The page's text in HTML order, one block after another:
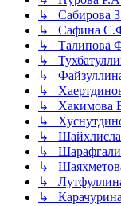
↳ Сабирова
↳ Сафина
↳ Талипова
↳
↳
↳
↳ Хакимова
↳
↳
↳
↳
↳
↳